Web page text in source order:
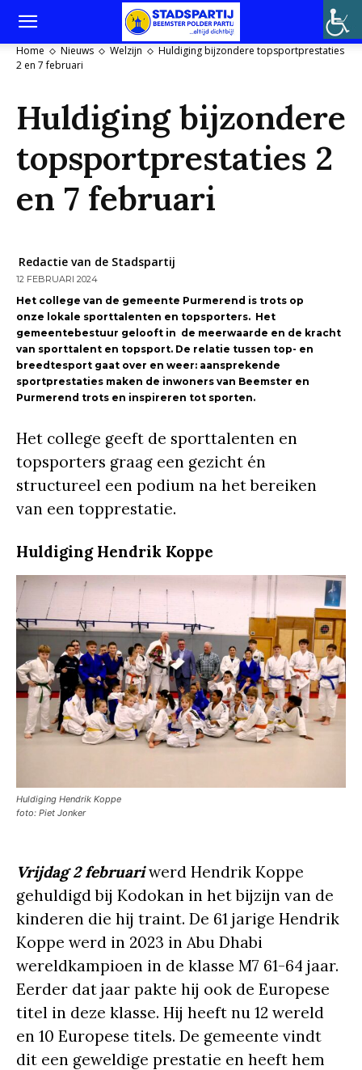
Home Nieuws Welzijn
Huldiging bijzondere topsportprestaties
2 en 7 februari
Huldiging bijzondere
topsportprestaties 2
en 7 februari
Redactie van de Stadspartij
12 FEBRUARI 2024
Het college van de gemeente Purmerend is trots op
onze lokale sporttalenten en topsporters. Het
gemeentebestuur gelooft in de meerwaarde en de kracht
van sporttalent en topsport. De relatie tussen top- en
breedtesport gaat over en weer: aansprekende
sportprestaties maken de inwoners van Beemster en
Purmerend trots en inspireren tot sporten.
Het college geeft de sporttalenten en
topsporters graag een gezicht én
structureel een podium na het bereiken
van een topprestatie.
Huldiging Hendrik Koppe
Huldiging Hendrik Koppe
foto: Piet Jonker
Vrijdag 2 februariwerd Hendrik Koppe
gehuldigd bij Kodokan in het bijzijn van de
kinderen die hij traint. De 61 jarige Hendrik
Koppe werd in 2023 in Abu Dhabi
wereldkampioen in de klasse M7 61-64 jaar.
Eerder dat jaar pakte hij ook de Europese
titel in deze klasse. Hij heeft nu 12 wereld
en 10 Europese titels. De gemeente vindt
dit een geweldige prestatie en heeft hem